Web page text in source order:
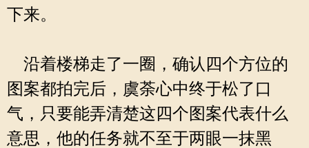
下来。
沿着楼梯走了一圈，确认四个方位的
图案都拍完后，虞荼心中终于松了口
气，只要能弄清楚这四个图案代表什么
意思，他的任务就不至于两眼一抹黑